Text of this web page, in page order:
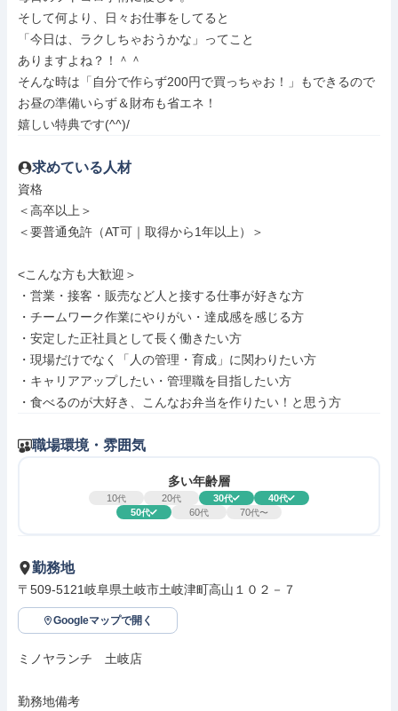
そして何より、日々お仕事をしてると
「今日は、ラクしちゃおうかな」ってこと
ありますよね？！＾＾
そんな時は「自分で作らず200円で買っちゃお！」もできるので
お昼の準備いらず＆財布も省エネ！
嬉しい特典です(^^)/
求めている人材
資格
＜高卒以上＞
＜要普通免許（AT可｜取得から1年以上）＞
<こんな方も大歓迎＞
・営業・接客・販売など人と接する仕事が好きな方
・チームワーク作業にやりがい・達成感を感じる方
・安定した正社員として長く働きたい方
・現場だけでなく「人の管理・育成」に関わりたい方
・キャリアアップしたい・管理職を目指したい方
・食べるのが大好き、こんなお弁当を作りたい！と思う方
職場環境・雰囲気
多い年齢層
10代 20代 30代 40代
50代 60代 70代〜
勤務地
〒509-5121岐阜県土岐市土岐津町高山１０２－７
Googleマップで開く
ミノヤランチ　土岐店
勤務地備考